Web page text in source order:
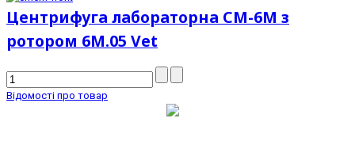
Центрифуга лабораторна СМ-6М з
ротором 6М.05 Vet
Відомості про товар